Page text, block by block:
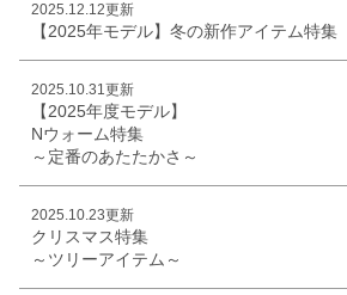
2025.12.12更新
【2025年モデル】冬の新作アイテム特集
2025.10.31更新
【2025年度モデル】
Nウォーム特集
～定番のあたたかさ～
2025.10.23更新
クリスマス特集
～ツリーアイテム～